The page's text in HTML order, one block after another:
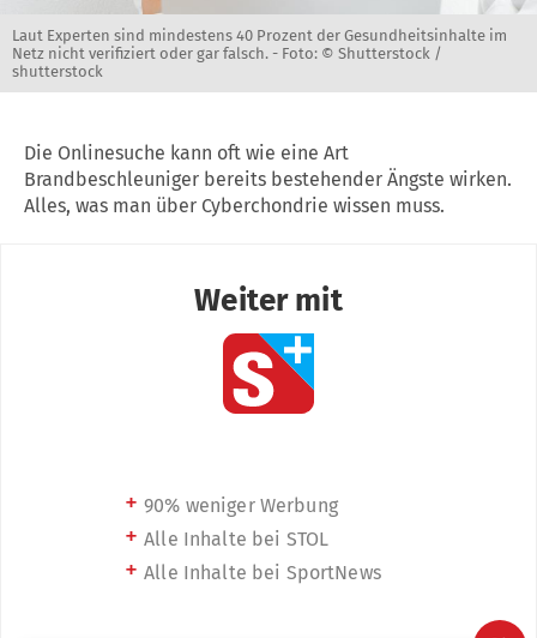
Laut Experten sind mindestens 40 Prozent der Gesundheitsinhalte im
Netz nicht verifiziert oder gar falsch. - Foto: © Shutterstock /
shutterstock
Die Onlinesuche kann oft wie eine Art
Brandbeschleuniger bereits bestehender Ängste wirken.
Alles, was man über Cyberchondrie wissen muss.